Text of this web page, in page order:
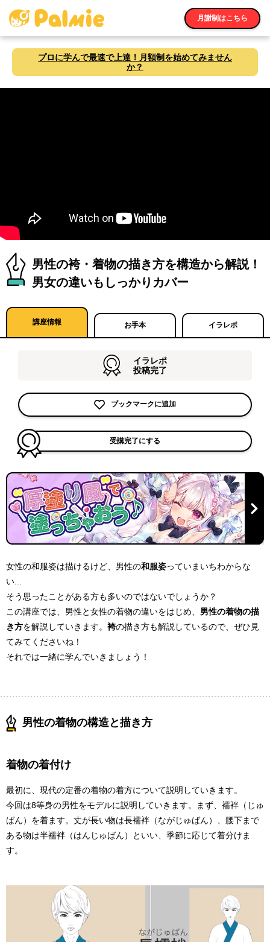
月謝制はこちら
プロに学んで最速で上達！月額制を始めてみません
か？
男性の袴・着物の描き方を構造から解説！
男女の違いもしっかりカバー
講座情報 お手本 イラレポ
イラレポ
投稿完了
ブックマークに追加
受講完了にする
女性の和服姿は描けるけど、男性の和服姿っていまいちわからな
い...
そう思ったことがある方も多いのではないでしょうか？
この講座では、男性と女性の着物の違いをはじめ、 男性の着物の描
き方を解説していきます。 袴の描き方も解説しているので、ぜひ見
てみてくださいね！
それでは一緒に学んでいきましょう！
男性の着物の構造と描き方
着物の着付け
最初に、現代の定番の着物の着方について説明していきます。
今回は8等身の男性をモデルに説明していきます。まず、 襦袢（じゅ
ばん） を着ます。丈が長い物は長襦袢（ながじゅばん）
、腰下まで
ある物は半襦袢（はんじゅばん）
といい、季節に応じて着分けま
す。